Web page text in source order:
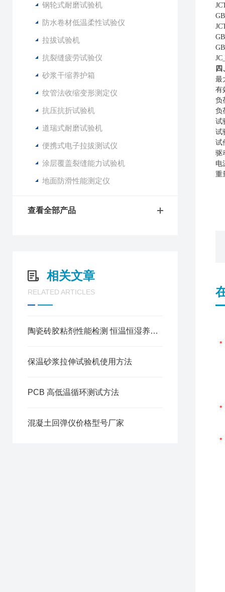
钢轮式耐磨试验机
防水卷材低温柔性试验仪
拉拔试验机
抗裂缝疲劳试验仪
砂浆干缩养护箱
纹管法收缩变形测定仪
抗压抗折试验机
道瑞式耐磨试验机
便携式电子拉拔测试仪
涂层覆盖裂缝能力试验机
地面防滑性能测定仪
查看全部产品
相关文章
RELATED ARTICLES
陶瓷砖胶粘剂性能检测 恒温恒湿养护箱使用方法
保温砂浆拉伸试验机使用方法
PCB 高低温循环测试方法
混凝土回弹仪价格型号厂家
四
最
有
负
负
试
试
试
驱
电
重